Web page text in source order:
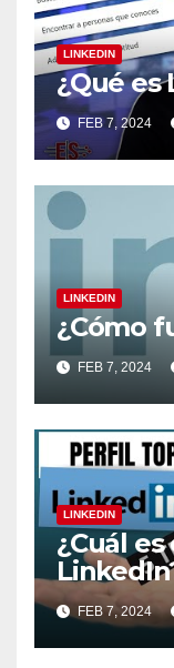
LINKEDIN
¿Qué es
FEB 7, 2024
LINKEDIN
¿Cómo
FEB 7, 2024
LINKEDIN
¿Cuál
FEB 7, 2024